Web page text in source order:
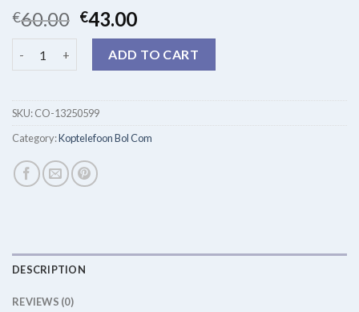
€60.00 €43.00
ADD TO CART
SKU:CO-13250599
Category:Koptelefoon Bol Com
DESCRIPTION
REVIEWS (0)